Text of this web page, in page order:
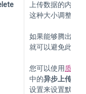
上传数据的内部
这种大小调整比
如果能够腾出内
就可以避免此警
您可以使用 质量
中的异步上传缓
设置来设置默认